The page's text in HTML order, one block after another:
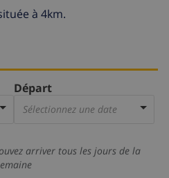
à 4km.
Départ
Sélectionnez une date
arriver tous les jours de la